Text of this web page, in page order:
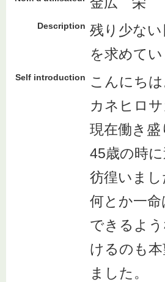
Description 残り少な
を求めてい
Self introduction
こんにちは
カネヒロ
現在働き
45歳の時
彷徨いまし
何とか一
できるよ
けるのも
ました。